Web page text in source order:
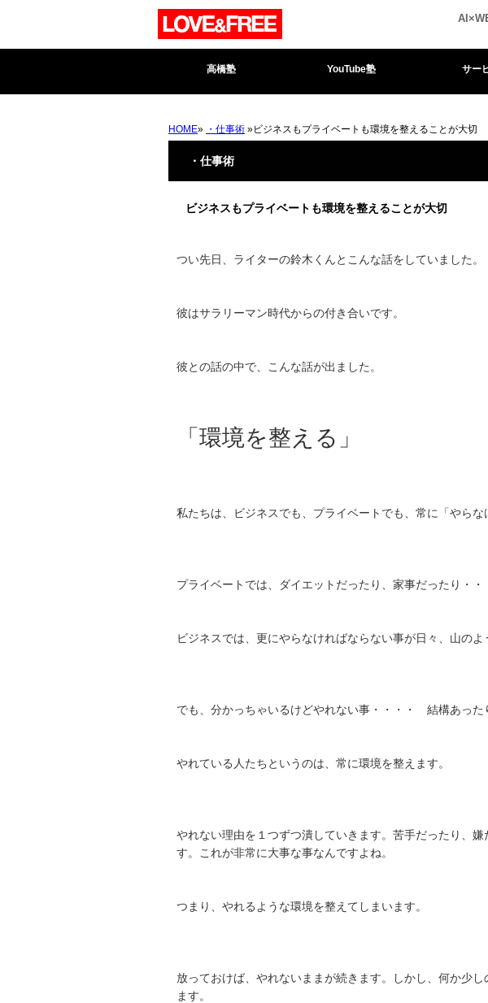
高橋塾 YouTube塾 サー
HOME» ・仕事術 »ビジネスもプライベートも環境を整えることが大切
・仕事術
ビジネスもプライベートも環境を整えることが大切
つい先日、ライターの鈴木くんとこんな話をしていました。
彼はサラリーマン時代からの付き合いです。
彼との話の中で、こんな話が出ました。
「環境を整える」
私たちは、ビジネスでも、プライベートでも、常に「やらな
プライベートでは、ダイエットだったり、家事だったり・・
ビジネスでは、更にやらなければならない事が日々、山のよ
でも、分かっちゃいるけどやれない事・・・・ 結構あった
やれている人たちというのは、常に環境を整えます。
やれない理由を１つずつ潰していきます。苦手だったり、
す。これが非常に大事な事なんですよね。
つまり、やれるような環境を整えてしまいます。
放っておけば、やれないままが続きます。しかし、何か少
ます。